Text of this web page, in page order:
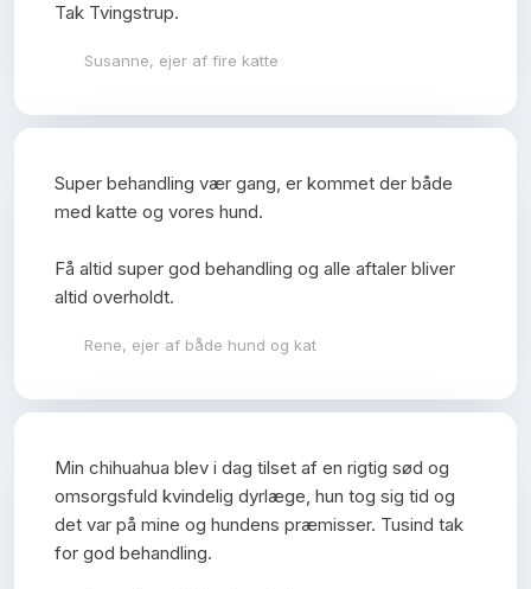
Tak Tvingstrup.
Susanne, ejer af fire katte
​Super behandling vær gang, er kommet der både
med katte og vores hund.
Få altid super god behandling og alle aftaler bliver
altid overholdt.​
Rene, ejer af både hund og kat
​​Min chihuahua blev i dag tilset af en rigtig sød og
omsorgsfuld kvindelig dyrlæge, hun tog sig tid og
det var på mine og hundens præmisser. Tusind tak
for god behandling.